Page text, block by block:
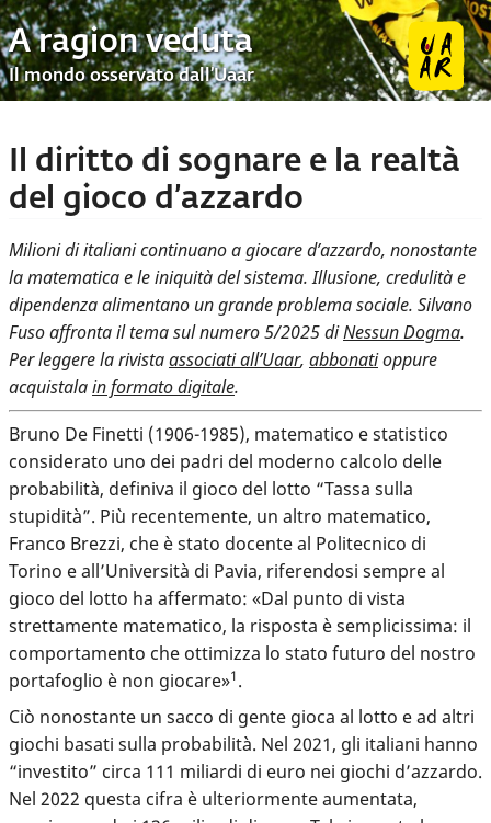
A ragion veduta
Il mondo osservato dall’Uaar
Il diritto di sognare e la realtà
del gioco d’azzardo
Milioni di italiani continuano a giocare d’azzardo, nonostante
la matematica e le iniquità del sistema. Illusione, credulità e
dipendenza alimentano un grande problema sociale. Silvano
Fuso affronta il tema sul numero 5/2025 diNessun Dogma.
Per leggere la rivistaassociati all’Uaar, abbonatioppure
acquistalain formato digitale.
Bruno De Finetti (1906-1985), matematico e statistico
considerato uno dei padri del moderno calcolo delle
probabilità, definiva il gioco del lotto “Tassa sulla
stupidità”. Più recentemente, un altro matematico,
Franco Brezzi, che è stato docente al Politecnico di
Torino e all’Università di Pavia, riferendosi sempre al
gioco del lotto ha affermato: «Dal punto di vista
strettamente matematico, la risposta è semplicissima: il
comportamento che ottimizza lo stato futuro del nostro
portafoglio è non giocare»1.
Ciò nonostante un sacco di gente gioca al lotto e ad altri
giochi basati sulla probabilità. Nel 2021, gli italiani hanno
“investito” circa 111 miliardi di euro nei giochi d’azzardo.
Nel 2022 questa cifra è ulteriormente aumentata,